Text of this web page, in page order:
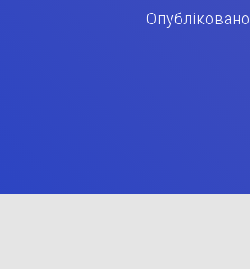
Опубліковано